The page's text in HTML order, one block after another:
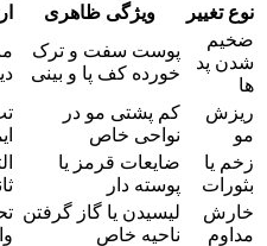
نوع تغییر ویژگی ظاهری
ضخیم
شدن پد
ها
پوست سفت و ترک‌
خورده کف پا و بینی
ریزش
مو
کم‌ پشتی مو در
نواحی خاص
زخم یا
بثورات
ضایعات قرمز یا
پوسته‌ دار
خارش
مداوم
لیسیدن یا گاز گرفتن
ناحیه خاص